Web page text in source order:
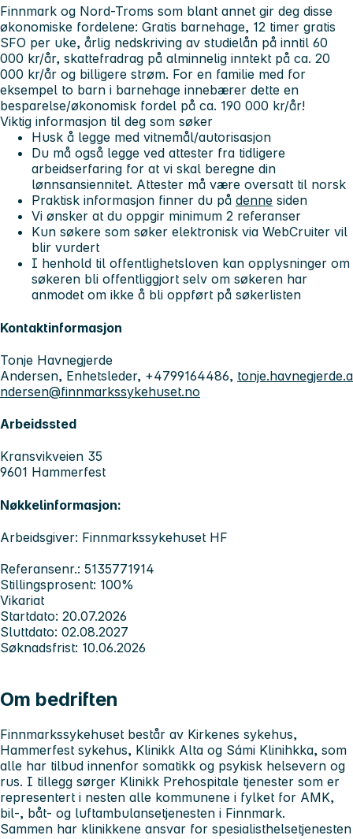
Finnmark og Nord-Troms som blant annet gir deg disse
økonomiske fordelene: Gratis barnehage, 12 timer gratis
SFO per uke, årlig nedskriving av studielån på inntil 60
000 kr/år, skattefradrag på alminnelig inntekt på ca. 20
000 kr/år og billigere strøm. For en familie med for
eksempel to barn i barnehage innebærer dette en
besparelse/økonomisk fordel på ca. 190 000 kr/år!
Viktig informasjon til deg som søker
Husk å legge med vitnemål/autorisasjon
Du må også legge ved attester fra tidligere
arbeidserfaring for at vi skal beregne din
lønnsansiennitet. Attester må være oversatt til norsk
Praktisk informasjon finner du på denne siden
Vi ønsker at du oppgir minimum 2 referanser
Kun søkere som søker elektronisk via WebCruiter vil
blir vurdert
I henhold til offentlighetsloven kan opplysninger om
søkeren bli offentliggjort selv om søkeren har
anmodet om ikke å bli oppført på søkerlisten
Kontaktinformasjon
Tonje Havnegjerde
Andersen, Enhetsleder, +4799164486, tonje.havnegjerde.a
ndersen@finnmarkssykehuset.no
Arbeidssted
Kransvikveien 35
9601 Hammerfest
Nøkkelinformasjon:
Arbeidsgiver: Finnmarkssykehuset HF
Referansenr.: 5135771914
Stillingsprosent: 100%
Vikariat
Startdato: 20.07.2026
Sluttdato: 02.08.2027
Søknadsfrist: 10.06.2026
Om bedriften
Finnmarkssykehuset består av Kirkenes sykehus,
Hammerfest sykehus, Klinikk Alta og Sámi Klinihkka, som
alle har tilbud innenfor somatikk og psykisk helsevern og
rus. I tillegg sørger Klinikk Prehospitale tjenester som er
representert i nesten alle kommunene i fylket for AMK,
bil-, båt- og luftambulansetjenesten i Finnmark.
Sammen har klinikkene ansvar for spesialisthelsetjenesten